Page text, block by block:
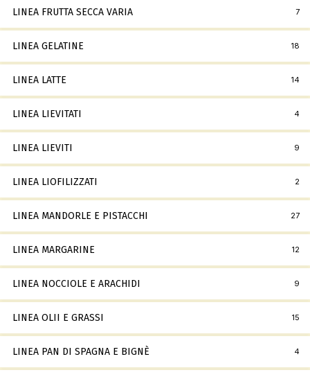
LINEA FRUTTA SECCA VARIA 7
LINEA GELATINE 18
LINEA LATTE 14
LINEA LIEVITATI 4
LINEA LIEVITI 9
LINEA LIOFILIZZATI 2
LINEA MANDORLE E PISTACCHI 27
LINEA MARGARINE 12
LINEA NOCCIOLE E ARACHIDI 9
LINEA OLII E GRASSI 15
LINEA PAN DI SPAGNA E BIGNÈ 4